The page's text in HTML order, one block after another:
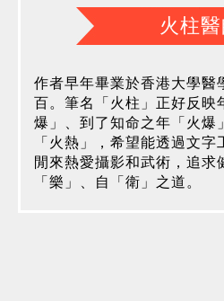
火柱
作者早年畢業於香港大學醫
百。筆名「火柱」正好反映
爆」、到了知命之年「火爆
「火熱」，希望能透過文字
閒來熱愛攝影和武術，追求
「樂」、自「衛」之道。